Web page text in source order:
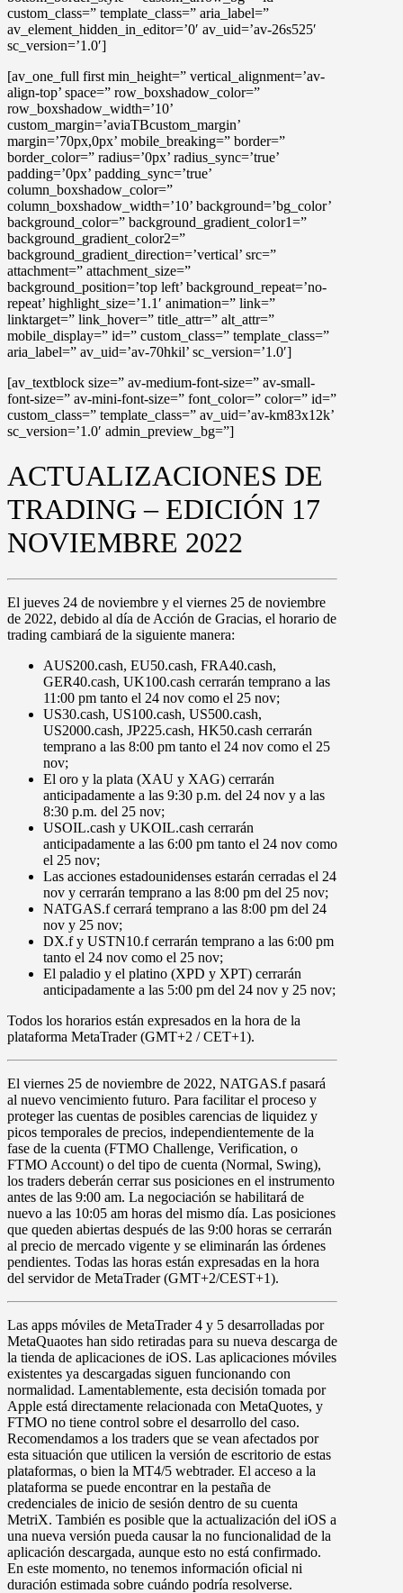
custom_class=” template_class=” aria_label=”
av_element_hidden_in_editor=’0′ av_uid=’av-26s525′
sc_version=’1.0′]
[av_one_full first min_height=” vertical_alignment=’av-
align-top’ space=” row_boxshadow_color=”
row_boxshadow_width=’10’
custom_margin=’aviaTBcustom_margin’
margin=’70px,0px’ mobile_breaking=” border=”
border_color=” radius=’0px’ radius_sync=’true’
padding=’0px’ padding_sync=’true’
column_boxshadow_color=”
column_boxshadow_width=’10’ background=’bg_color’
background_color=” background_gradient_color1=”
background_gradient_color2=”
background_gradient_direction=’vertical’ src=”
attachment=” attachment_size=”
background_position=’top left’ background_repeat=’no-
repeat’ highlight_size=’1.1′ animation=” link=”
linktarget=” link_hover=” title_attr=” alt_attr=”
mobile_display=” id=” custom_class=” template_class=”
aria_label=” av_uid=’av-70hkil’ sc_version=’1.0′]
[av_textblock size=” av-medium-font-size=” av-small-
font-size=” av-mini-font-size=” font_color=” color=” id=”
custom_class=” template_class=” av_uid=’av-km83x12k’
sc_version=’1.0′ admin_preview_bg=”]
ACTUALIZACIONES DE
TRADING – EDICIÓN 17
NOVIEMBRE 2022
El jueves 24 de noviembre y el viernes 25 de noviembre
de 2022, debido al día de Acción de Gracias, el horario de
trading cambiará de la siguiente manera:
AUS200.cash, EU50.cash, FRA40.cash,
GER40.cash, UK100.cash cerrarán temprano a las
11:00 pm tanto el 24 nov como el 25 nov;
US30.cash, US100.cash, US500.cash,
US2000.cash, JP225.cash, HK50.cash cerrarán
temprano a las 8:00 pm tanto el 24 nov como el 25
nov;
El oro y la plata (XAU y XAG) cerrarán
anticipadamente a las 9:30 p.m. del 24 nov y a las
8:30 p.m. del 25 nov;
USOIL.cash y UKOIL.cash cerrarán
anticipadamente a las 6:00 pm tanto el 24 nov como
el 25 nov;
Las acciones estadounidenses estarán cerradas el 24
nov y cerrarán temprano a las 8:00 pm del 25 nov;
NATGAS.fcerrará temprano a las 8:00 pm del 24
nov y 25 nov;
DX.fy USTN10.fcerrarán temprano a las 6:00 pm
tanto el 24 nov como el 25 nov;
El paladio y el platino (XPD y XPT) cerrarán
anticipadamente a las 5:00 pm del 24 nov y 25 nov;
Todos los horarios están expresados en la hora de la
plataforma MetaTrader (GMT+2 / CET+1).
El viernes 25 de noviembre de 2022, NATGAS.fpasará
al nuevo vencimiento futuro. Para facilitar el proceso y
proteger las cuentas de posibles carencias de liquidez y
picos temporales de precios, independientemente de la
fase de la cuenta (FTMO Challenge, Verification, o
FTMO Account) o del tipo de cuenta (Normal, Swing),
los traders deberán cerrar sus posiciones en el instrumento
antes de las 9:00 am. La negociación se habilitará de
nuevo a las 10:05 am horas del mismo día. Las posiciones
que queden abiertas después de las 9:00 horas se cerrarán
al precio de mercado vigente y se eliminarán las órdenes
pendientes. Todas las horas están expresadas en la hora
del servidor de MetaTrader (GMT+2/CEST+1).
Las apps móviles de MetaTrader 4 y 5 desarrolladas por
MetaQuaotes han sido retiradas para su nueva descarga de
la tienda de aplicaciones de iOS. Las aplicaciones móviles
existentes ya descargadas siguen funcionando con
normalidad. Lamentablemente, esta decisión tomada por
Apple está directamente relacionada con MetaQuotes, y
FTMO no tiene control sobre el desarrollo del caso.
Recomendamos a los traders que se vean afectados por
esta situación que utilicen la versión de escritorio de estas
plataformas, o bien la MT4/5 webtrader. El acceso a la
plataforma se puede encontrar en la pestaña de
credenciales de inicio de sesión dentro de su cuenta
MetriX. También es posible que la actualización del iOS a
una nueva versión pueda causar la no funcionalidad de la
aplicación descargada, aunque esto no está confirmado.
En este momento, no tenemos información oficial ni
duración estimada sobre cuándo podría resolverse.